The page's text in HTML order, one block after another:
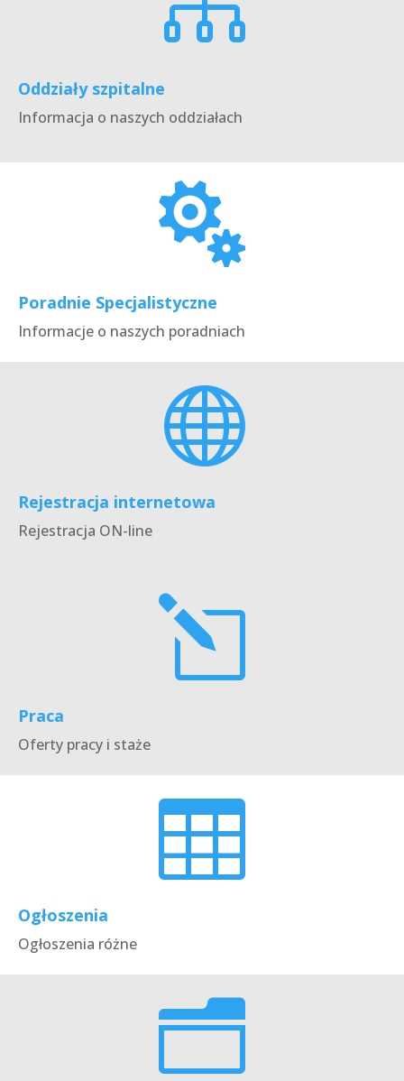
Oddziały szpitalne
Informacja o naszych oddziałach

Poradnie Specjalistyczne
Informacje o naszych poradniach

Rejestracja internetowa
Rejestracja ON-line
l
Praca
Oferty pracy i staże

Ogłoszenia
Ogłoszenia różne
n